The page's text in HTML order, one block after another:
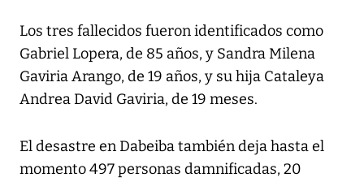
Los tres fallecidos fueron identificados como
Gabriel Lopera, de 85 años, y Sandra Milena
Gaviria Arango, de 19 años, y su hija Cataleya
Andrea David Gaviria, de 19 meses.
El desastre en Dabeiba también deja hasta el
momento 497 personas damnificadas, 20